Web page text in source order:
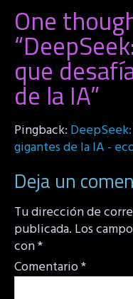
One
“
que
de la IA”
Pingback:
gigantes de la IA -
Deja un
Tu dirección de
publicada. Los
con*
Comentario*